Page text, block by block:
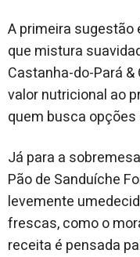
A primeira sugestão
que mistura
Castanha-do-Pará
valor nutricional ao
quem busca
Já para a
Pão de Sanduíche
levemente
frescas, como o
receita é pensada